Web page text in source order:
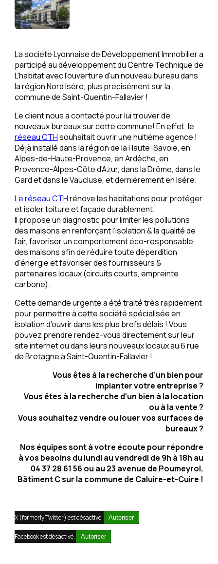
La société Lyonnaise de Développement Immobilier a
participé au développement du Centre Technique de
L'habitat avec l'ouverture d'un nouveau bureau dans
la région Nord Isère, plus précisément sur la
commune de Saint-Quentin-Fallavier !
Le client nous a contacté pour lui trouver de
nouveaux bureaux sur cette commune! En effet, le
réseau CTHsouhaitait ouvrir une huitième agence !
Déjà installé dans la région de la Haute-Savoie, en
Alpes-de-Haute-Provence, en Ardèche, en
Provence-Alpes-Côte d'Azur, dans la Drôme, dans le
Gard et dans le Vaucluse, et dernièrement en Isère.
Le réseau CTHrénove les habitations pour protéger
et isoler toiture et façade durablement.
Il propose un diagnostic pour limiter les pollutions
des maisons en renforçant l’isolation & la qualité de
l’air, favoriser un comportement éco-responsable
des maisons afin de réduire toute déperdition
d’énergie et favoriser des fournisseurs &
partenaires locaux (circuits courts, empreinte
carbone).
Cette demande urgente a été traité très rapidement
pour permettre à cette société spécialisée en
isolation d'ouvrir dans les plus brefs délais ! Vous
pouvez prendre rendez-vous directement sur leur
site internet ou dans leurs nouveaux locaux au 6 rue
de Bretagne à Saint-Quentin-Fallavier !
Vous êtes à la recherche d'un bien pour
implanter votre entreprise ?
Vous êtes à la recherche d'un bien à la location
ou à la vente ?
Vous souhaitez vendre ou louer vos surfaces de
bureaux ?
Nos équipes sont à votre écoute pour répondre
à vos besoins du lundi au vendredi de 9h à 18h au
04 37 28 61 56 ou au 23 avenue de Poumeyrol,
Bâtiment C sur la commune de Caluire-et-Cuire !
X (formerly Twitter) est désactivé. Autoriser
Facebook est désactivé. Autoriser